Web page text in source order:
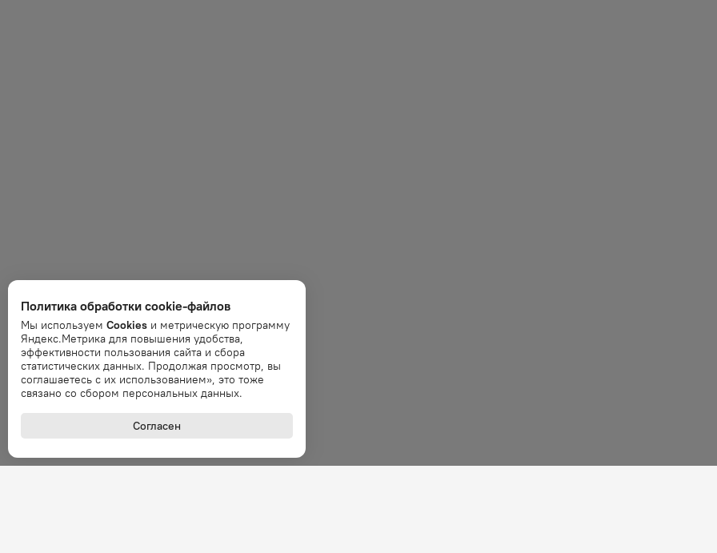
Политика обработки cookie-файлов
Мы используем Cookies и метрическую программу
Яндекс.Метрика для повышения удобства,
эффективности пользования сайта и сбора
статистических данных. Продолжая просмотр, вы
соглашаетесь с их использованием», это тоже
связано со сбором персональных данных.
Согласен